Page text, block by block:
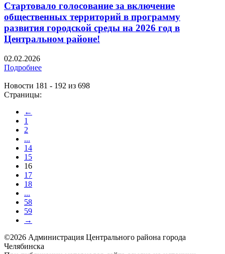
Стартовало голосование за включение
общественных территорий в программу
развития городской среды на 2026 год в
Центральном районе!
02.02.2026
Подробнее
Новости 181 - 192 из 698
Страницы:
←
1
2
...
14
15
16
17
18
...
58
59
→
©2026 Администрация Центрального района города
Челябинска